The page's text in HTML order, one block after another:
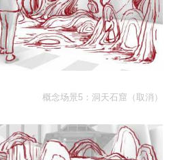
概念场景5：洞天石窟（取消）